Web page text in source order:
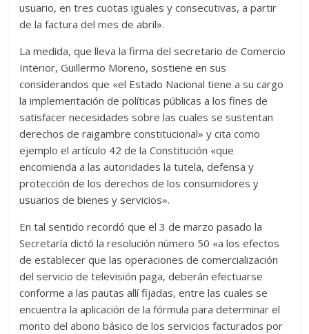
usuario, en tres cuotas iguales y consecutivas, a partir
de la factura del mes de abril».
La medida, que lleva la firma del secretario de Comercio
Interior, Guillermo Moreno, sostiene en sus
considerandos que «el Estado Nacional tiene a su cargo
la implementación de políticas públicas a los fines de
satisfacer necesidades sobre las cuales se sustentan
derechos de raigambre constitucional» y cita como
ejemplo el artículo 42 de la Constitución «que
encomienda a las autoridades la tutela, defensa y
protección de los derechos de los consumidores y
usuarios de bienes y servicios».
En tal sentido recordó que el 3 de marzo pasado la
Secretaría dictó la resolución número 50 «a los efectos
de establecer que las operaciones de comercialización
del servicio de televisión paga, deberán efectuarse
conforme a las pautas allí fijadas, entre las cuales se
encuentra la aplicación de la fórmula para determinar el
monto del abono básico de los servicios facturados por